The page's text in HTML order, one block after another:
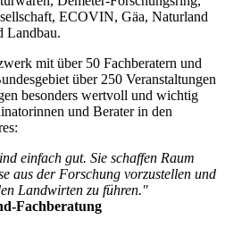
ECOVIN, Gäa, Naturland
Landbau.
mit über 50 Fachberatern und
über 250 Veranstaltungen
besonders wertvoll und wichtig
und Berater in den
einfach gut. Sie schaffen Raum
aus der Forschung vorzustellen und
Landwirten zu führen."
Fachberatung